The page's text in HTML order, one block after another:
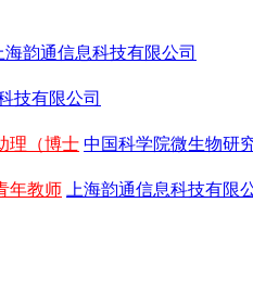
海韵通信息科技有限公司
技有限公司
理（博士 中国科学院微生物研
年教师
上海韵通信息科技有限